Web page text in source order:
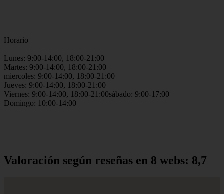
Horario
Lunes: 9:00-14:00, 18:00-21:00
Martes: 9:00-14:00, 18:00-21:00
miercoles: 9:00-14:00, 18:00-21:00
Jueves: 9:00-14:00, 18:00-21:00
Viernes: 9:00-14:00, 18:00-21:00sábado: 9:00-17:00
Domingo: 10:00-14:00
Valoración según reseñas en 8 webs: 8,7